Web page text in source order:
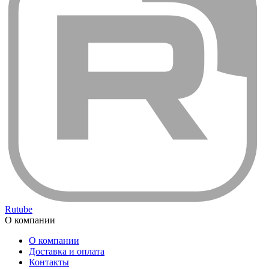
Rutube
О компании
О компании
Доставка и оплата
Контакты